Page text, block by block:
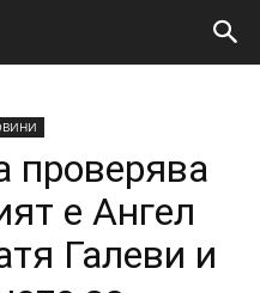
проверява
е Ангел
Галеви и